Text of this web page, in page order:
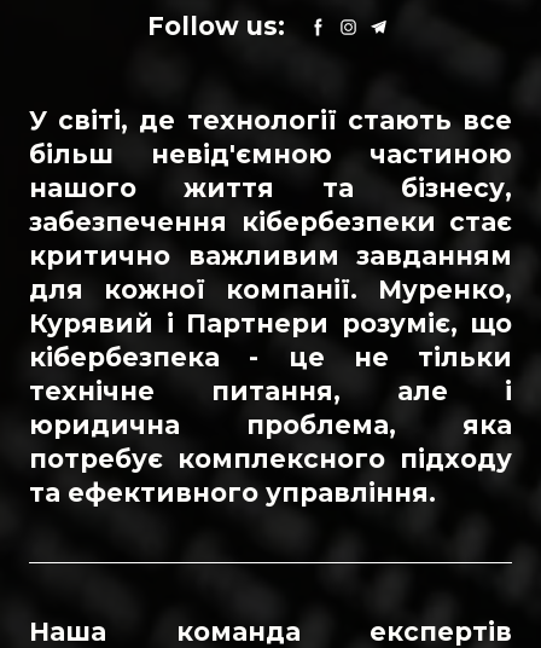
Follow us:
У світі, де технології стають все
більш невід'ємною частиною
нашого життя та бізнесу,
забезпечення кібербезпеки стає
критично важливим завданням
для кожної компанії. Муренко,
Курявий і Партнери розуміє, що
кібербезпека - це не тільки
технічне питання, але і
юридична проблема, яка
потребує комплексного підходу
та ефективного управління.
Наша команда експертів